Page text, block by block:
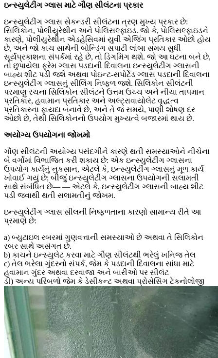
ઇન્સ્યુલેટીંગ ગ્લાસ માટે ગૌણ સીલંટના પ્રકાર
ઇન્સ્યુલેટીંગ ગ્લાસ સેકન્ડરી સીલંટના ત્રણ મુખ્ય પ્રકાર છે:
સિલિકોન, પોલીયુરેથીન અને પોલિસલ્ફાઇડ. જો કે, પોલિસલ્ફાઇડને
કારણે, પોલીયુરેથીન એડહેસિવમાં યુવી એજિંગ પ્રતિકાર ઓછો હોય
છે, અને જો કાચ સાથેની બોન્ડિંગ સપાટી લાંબા સમય સુધી
સૂર્યપ્રકાશના સંપર્કમાં રહે છે, તો ડિગમિંગ થશે. જો આ ઘટના બને છે,
તો છુપાયેલા ફ્રેમ ગ્લાસ પડદાની દિવાલના ઇન્સ્યુલેટીંગ ગ્લાસની
બાહ્ય શીટ પડી જશે અથવા પોઇન્ટ-સપોર્ટેડ ગ્લાસ પડદાની દિવાલના
ઇન્સ્યુલેટીંગ ગ્લાસનું સીલિંગ નિષ્ફળ જશે. સિલિકોન સીલંટની
પરમાણુ રચના સિલિકોન સીલંટને ઉત્તમ ઉચ્ચ અને નીચા તાપમાન
પ્રતિકાર, હવામાન પ્રતિકાર અને અલ્ટ્રાવાયોલેટ વૃદ્ધત્વ
પ્રતિકારના ફાયદા બનાવે છે, અને તે જ સમયે, પાણી શોષણ દર
ઓછો છે, તેથી સિલિકોનનો ઉપયોગ મુખ્યત્વે બજારમાં થાય છે.
અયોગ્ય ઉપયોગના જોખમો
ગૌણ સીલંટની અયોગ્ય પસંદગીને કારણે થતી સમસ્યાઓને નીચેના
બે વર્ગોમાં વિભાજિત કરી શકાય છે: એક ઇન્સ્યુલેટીંગ ગ્લાસના
ઉપયોગ કાર્યનું નુકસાન, એટલે કે, ઇન્સ્યુલેટીંગ ગ્લાસનું મૂળ કાર્ય
ખોવાઈ ગયું છે; બીજું ઇન્સ્યુલેટીંગ ગ્લાસના ઉપયોગની સલામતી
સાથે સંબંધિત છે— — એટલે કે, ઇન્સ્યુલેટીંગ ગ્લાસની બાહ્ય શીટ
પડી જવાથી થતી સલામતીનું જોખમ.
ઇન્સ્યુલેટીંગ ગ્લાસ સીલની નિષ્ફળતાના કારણો સામાન્ય રીતે આ
પ્રમાણે છે:
a) બ્યુટાઇલ રબરમાં ગુણવત્તાની સમસ્યાઓ છે અથવા તે સિલિકોન
રબર સાથે અસંગત છે.
b) કાચને ઇન્સ્યુલેટ કરવા માટે ગૌણ સીલંટથી ભરેલું ખનિજ તેલ
c) તેલ ભરેલા ગુંદરનો સંપર્ક, જેમ કે પડદાની દિવાલના સાંધા માટે
હવામાન ગુંદર અથવા દરવાજા અને બારીઓ પર સીલંટ
ડી) અન્ય પરિબળો જેમ કે ડેસીકન્ટ અથવા પ્રોસેસિંગ ટેકનોલોજી